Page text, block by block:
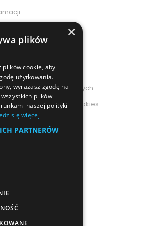
Danych Osobowych
Plików Cookies
Od Umowy
×
plików
cookie, aby
użytkowania.
wyrażasz zgodę na
plików
naszej polityki
się więcej
PARTNERÓW